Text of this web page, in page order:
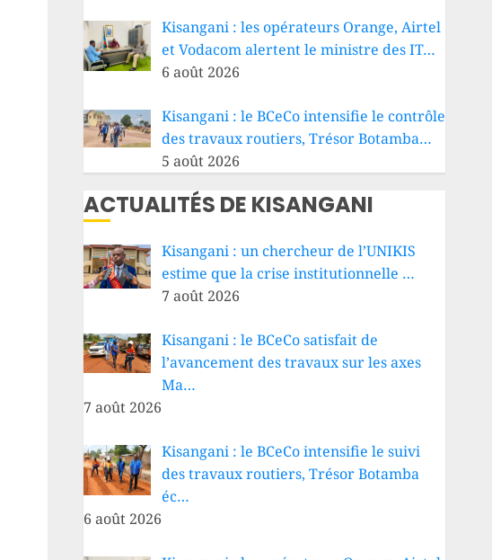
Kisangani : les opérateurs Orange, Airtel
et Vodacom alertent le ministre des IT…
6 août 2026
Kisangani : le BCeCo intensifie le contrôle
des travaux routiers, Trésor Botamba…
5 août 2026
ACTUALITÉS DE KISANGANI
Kisangani : un chercheur de l’UNIKIS
estime que la crise institutionnelle …
7 août 2026
Kisangani : le BCeCo satisfait de
l’avancement des travaux sur les axes
Ma…
7 août 2026
Kisangani : le BCeCo intensifie le suivi
des travaux routiers, Trésor Botamba
éc…
6 août 2026